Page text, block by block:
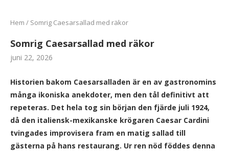
Hem / Somrig Caesarsallad med räkor
Somrig Caesarsallad med räkor
juni 22, 2026
Historien bakom Caesarsalladen är en av gastronomins
många ikoniska anekdoter, men den tål definitivt att
repeteras. Det hela tog sin början den fjärde juli 1924,
då den italiensk-mexikanske krögaren Caesar Cardini
tvingades improvisera fram en matig sallad till
gästerna på hans restaurang. Ur ren nöd föddes denna